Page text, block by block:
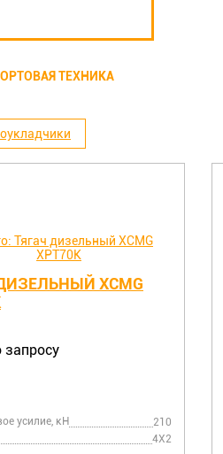
ТЕХНИКА
XCMG
запросу
усилие, кН
210
4Х2